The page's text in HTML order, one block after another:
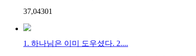
37,04301
1. 하나님은 이미 도우셨다. 2....